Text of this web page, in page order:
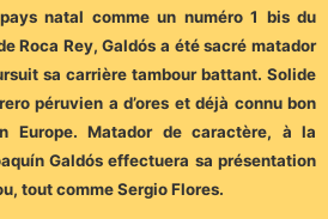
natal comme un numéro 1 bis du
Roca Rey, Galdós a été sacré matador
sa carrière tambour battant. Solide
péruvien a d’ores et déjà connu bon
Europe. Matador de caractère, à la
Galdós effectuera sa présentation
tout comme Sergio Flores.